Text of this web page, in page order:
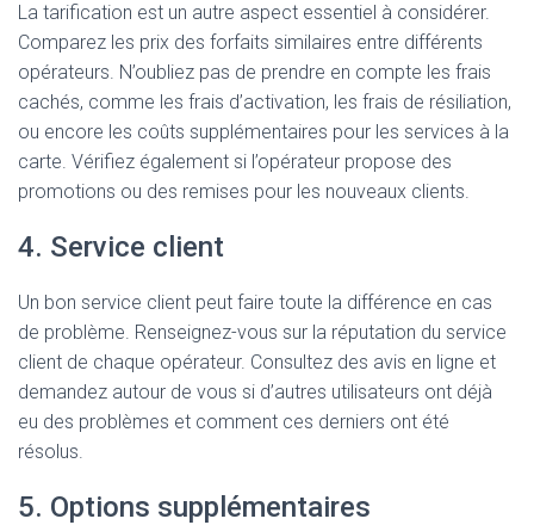
La tarification est un autre aspect essentiel à considérer.
Comparez les prix des forfaits similaires entre différents
opérateurs. N’oubliez pas de prendre en compte les frais
cachés, comme les frais d’activation, les frais de résiliation,
ou encore les coûts supplémentaires pour les services à la
carte. Vérifiez également si l’opérateur propose des
promotions ou des remises pour les nouveaux clients.
4. Service client
Un bon service client peut faire toute la différence en cas
de problème. Renseignez-vous sur la réputation du service
client de chaque opérateur. Consultez des avis en ligne et
demandez autour de vous si d’autres utilisateurs ont déjà
eu des problèmes et comment ces derniers ont été
résolus.
5. Options supplémentaires